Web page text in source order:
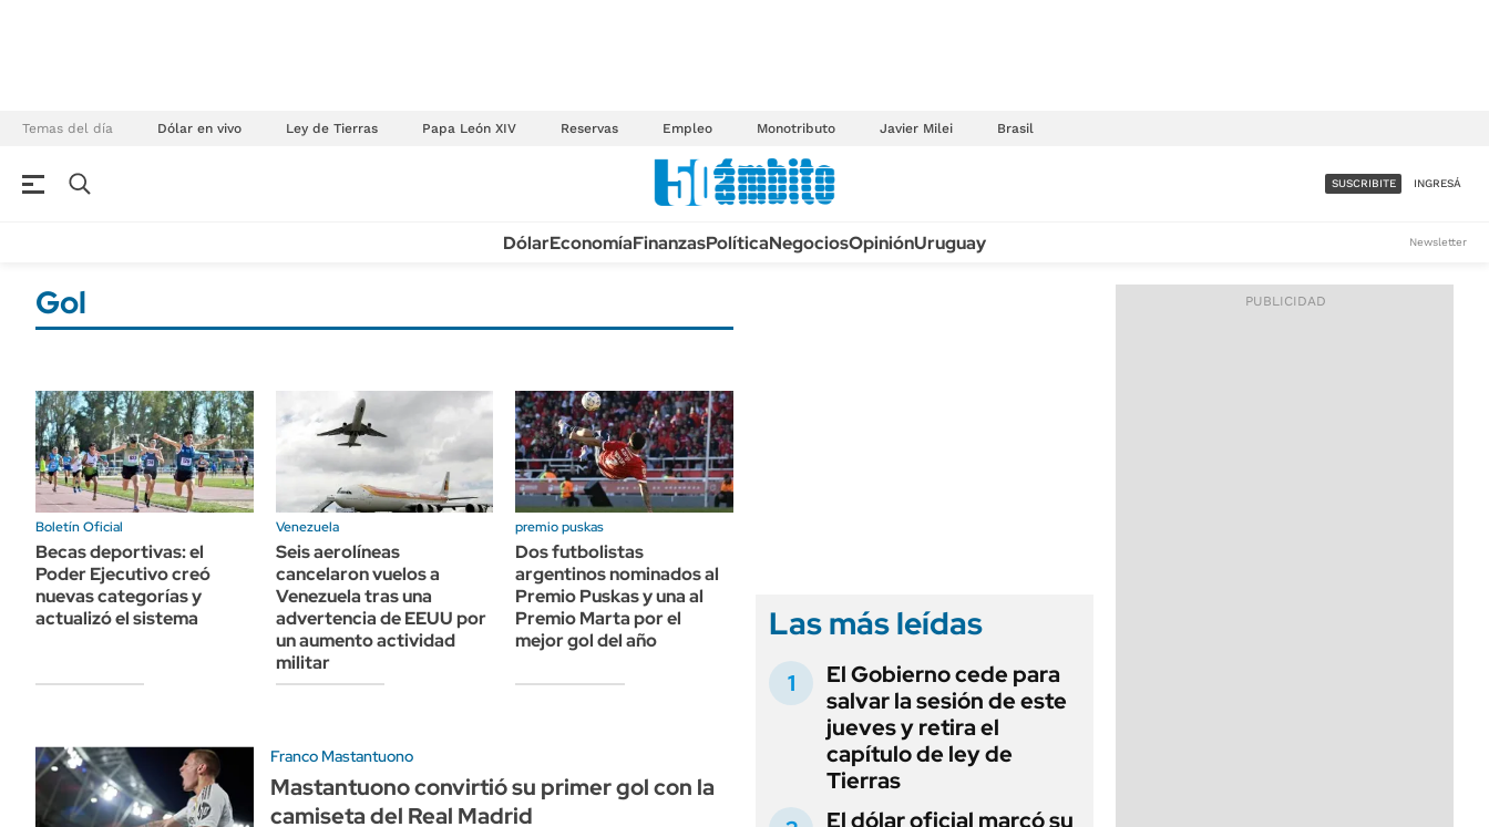
Temas del día Dólar en vivo Ley de Tierras Papa León XIV Reservas Empleo Monotributo Javier Milei Brasil
Banco de Datos
FINANZAS
Dólar
Mercados
ÁMBITO DEBATE
MEDIAKIT AMBITO DEBATE
ENERGY REPORT
POLÍTICA
Nacional
Municipios
URUGUAY
TECNOLOGÍA
OPINIÓN
INFORMACIÓN GENERAL
ESPECTÁCULOS
DEPORTES
LIFESTYLE
AUTOS
ACCESO FULL - $1.800/MES
SUSCRIBITE INGRESÁ
DólarEconomíaFinanzasPolíticaNegociosOpiniónUruguay Newsletter
Gol
Boletín Oficial
Becas deportivas: el
Poder Ejecutivo creó
nuevas categorías y
actualizó el sistema
Venezuela
Seis aerolíneas
cancelaron vuelos a
Venezuela tras una
advertencia de EEUU por
un aumento actividad
militar
premio puskas
Dos futbolistas
argentinos nominados al
Premio Puskas y una al
Premio Marta por el
mejor gol del año
Franco Mastantuono
Mastantuono convirtió su primer gol con la
camiseta del Real Madrid
Las más leídas
El Gobierno cede para
salvar la sesión de este
jueves y retira el
capítulo de ley de
Tierras
El dólar oficial marcó su